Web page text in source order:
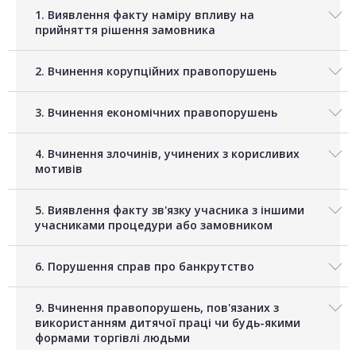
1. Виявлення факту наміру впливу на
прийняття рішення замовника
2. Вчинення корупційних правопорушень
3. Вчинення економічних правопорушень
4. Вчинення злочинів, учинених з корисливих
мотивів
5. Виявлення факту зв'язку учасника з іншими
учасниками процедури або замовником
6. Порушення справ про банкрутство
9. Вчинення правопорушень, пов'язаних з
використанням дитячої праці чи будь-якими
формами торгівлі людьми